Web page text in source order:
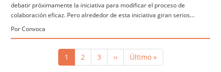
debatir próximamente la iniciativa para modificar el proceso de
colaboración eficaz. Pero alrededor de esta iniciativa giran serios...
Por Convoca
Página
actual
1 Página
2 Página
3
Siguiente
página
››
Última
página
Último »